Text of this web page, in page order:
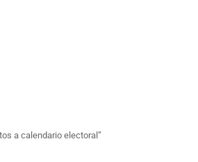
a calendario electoral”